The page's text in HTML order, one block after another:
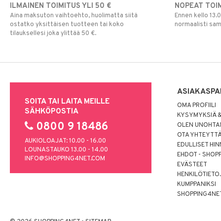
ILMAINEN TOIMITUS YLI 50 €
Aina maksuton vaihtoehto, huolimatta siitä
ostatko yksittäisen tuotteen tai koko
tilauksellesi joka ylittää 50 €.
NOPEAT
Ennen kello
normaalisti
SOITA TAI LAITA MEILLE
SÄHKÖPOSTIA
0800 9 18486
AUKIOLOAJAT: 10.00 - 16.00
LOUNASTAUKO 13.00 - 14.00
INFO@SHOPPING4NET.COM
OMA PROFIILI
KYSYMYKSIÄ
OLEN
OTA
EDULLISET
EHDOT -
EVÄSTEET
KUMPPANIKSI